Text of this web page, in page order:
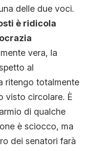
delle due voci.
è ridicola
vera, la
al
ritengo totalmente
visto circolare. È
di qualche
è sciocco, ma
dei senatori farà